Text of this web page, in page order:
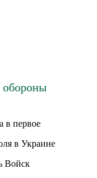
обороны
в первое
в Украине
Войск